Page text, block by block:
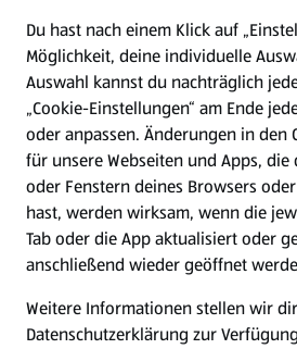
Presse
Hilfe & Kontakt
(öffnet in einem neuen Tab)
Unternehmen
Folge uns hier:
Du hast nach einem Klick auf
Möglichkeit, deine individuelle
Auswahl kannst du nachträglich
„Cookie-Einstellungen“ am Ende
oder anpassen. Änderungen in den
für unsere Webseiten und Apps, die
oder Fenstern deines Browsers
hast, werden wirksam, wenn die
Tab oder die App aktualisiert oder
anschließend wieder geöffnet
Weitere Informationen stellen wir
Datenschutzerklärung zur